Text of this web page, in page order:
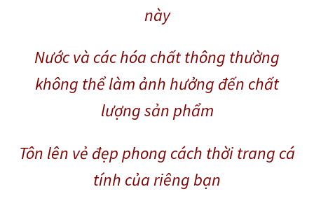
này
Nước và các hóa chất thông thường
không thể làm ảnh hưởng đến chất
lượng sản phẩm
Tôn lên vẻ đẹp phong cách thời trang cá
tính của riêng bạn